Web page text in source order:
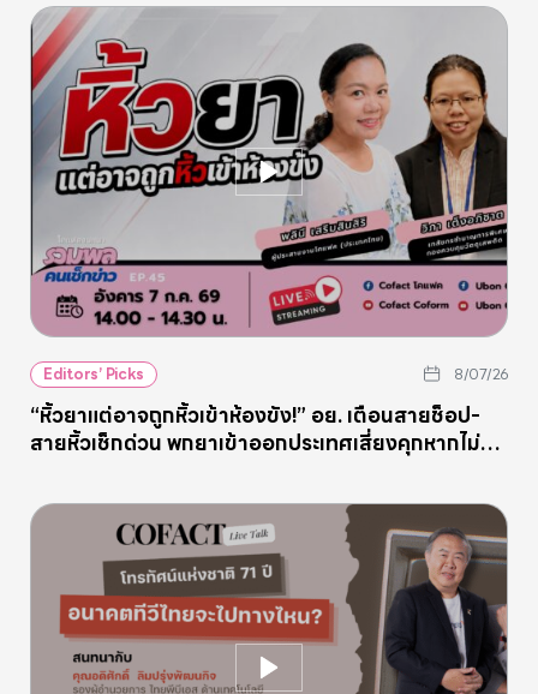
Editors’ Picks 8/07/26
“หิ้วยาแต่อาจถูกหิ้วเข้าห้องขัง!” อย. เตือนสายช็อป-
สายหิ้วเช็กด่วน พกยาเข้าออกประเทศเสี่ยงคุกหากไม่ขอ